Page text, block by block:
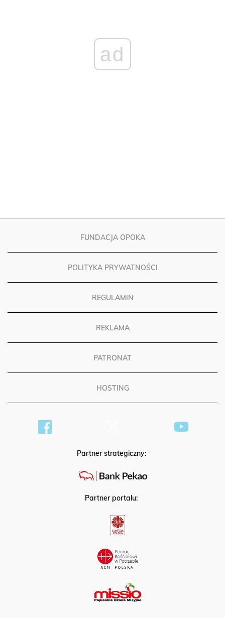
FUNDACJA OPOKA
POLITYKA PRYWATNOŚCI
REGULAMIN
REKLAMA
PATRONAT
HOSTING
Partner strategiczny:
Partner portalu: